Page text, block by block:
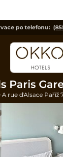
po telefonu:
Paris
A rue d'Alsace Paříž